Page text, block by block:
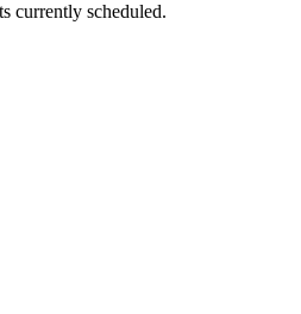
currently scheduled.